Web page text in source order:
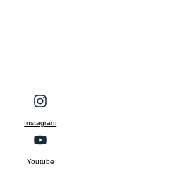
Instagram
Youtube